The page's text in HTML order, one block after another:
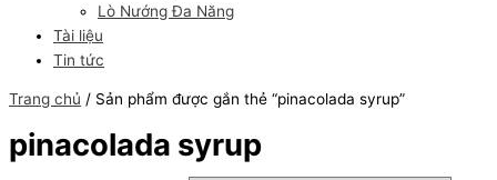
Lò Nướng Đa Năng
Tài liệu
Tin tức
Trang chủ / Sản phẩm được gắn thẻ “pinacolada syrup”
pinacolada syrup